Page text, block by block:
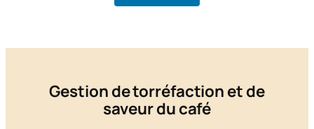
Gestion de torréfaction et de
saveur du café